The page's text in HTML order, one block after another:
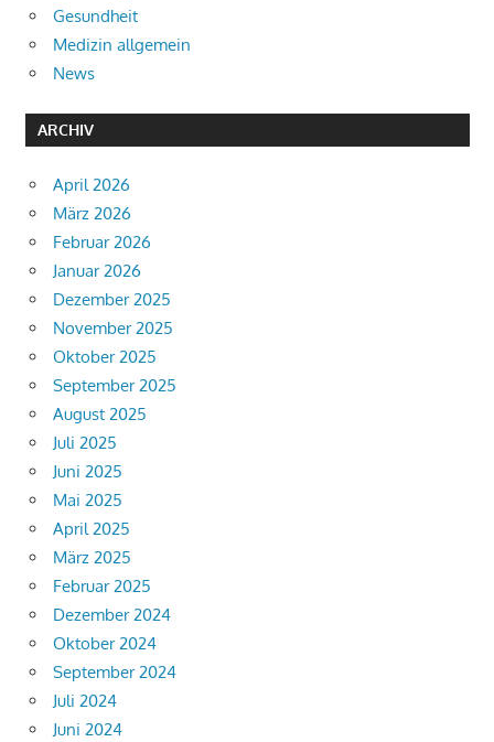
Gesundheit
Medizin allgemein
News
ARCHIV
April 2026
März 2026
Februar 2026
Januar 2026
Dezember 2025
November 2025
Oktober 2025
September 2025
August 2025
Juli 2025
Juni 2025
Mai 2025
April 2025
März 2025
Februar 2025
Dezember 2024
Oktober 2024
September 2024
Juli 2024
Juni 2024